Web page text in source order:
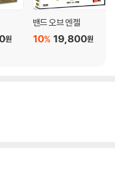
한다. 한 신문 기자가 정체를
종과 그녀를 설득하여 귀가
되고 있다. 자동차를 얻어
살짝 걷어올려 지나가는 차
쳐놓은 담요를 '제리코의 성
킨 영화라고 할수 있다.
원
밴드 오브 엔젤
19,800원
10%